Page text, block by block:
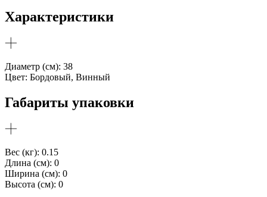
2
Характеристики
Диаметр (см): 38
Цвет: Бордовый, Винный
Габариты упаковки
Вес (кг): 0.15
Длина (см): 0
Ширина (см): 0
Высота (см): 0